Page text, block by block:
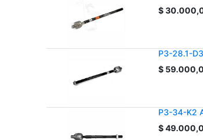
$
P3-28.1-
$
P3-34-K2
$